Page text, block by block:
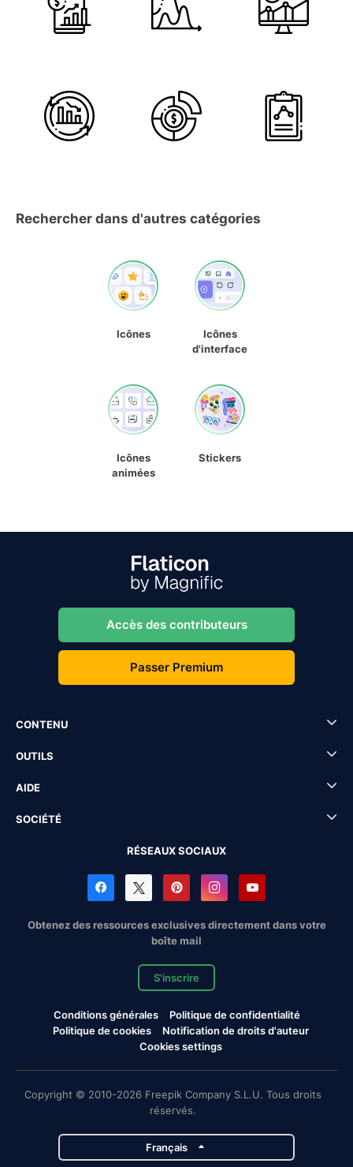
Rechercher dans d'autres catégories
Icônes
Icônes
d'interface
Icônes
animées
Stickers
Accès des contributeurs
Passer Premium
CONTENU
OUTILS
AIDE
SOCIÉTÉ
RÉSEAUX SOCIAUX
Obtenez des ressources exclusives directement dans votre
boîte mail
S'inscrire
Conditions générales
Politique de confidentialité
Politique de cookies
Notification de droits d'auteur
Cookies settings
Copyright © 2010-2026 Freepik Company S.L.U. Tous droits
réservés.
Français